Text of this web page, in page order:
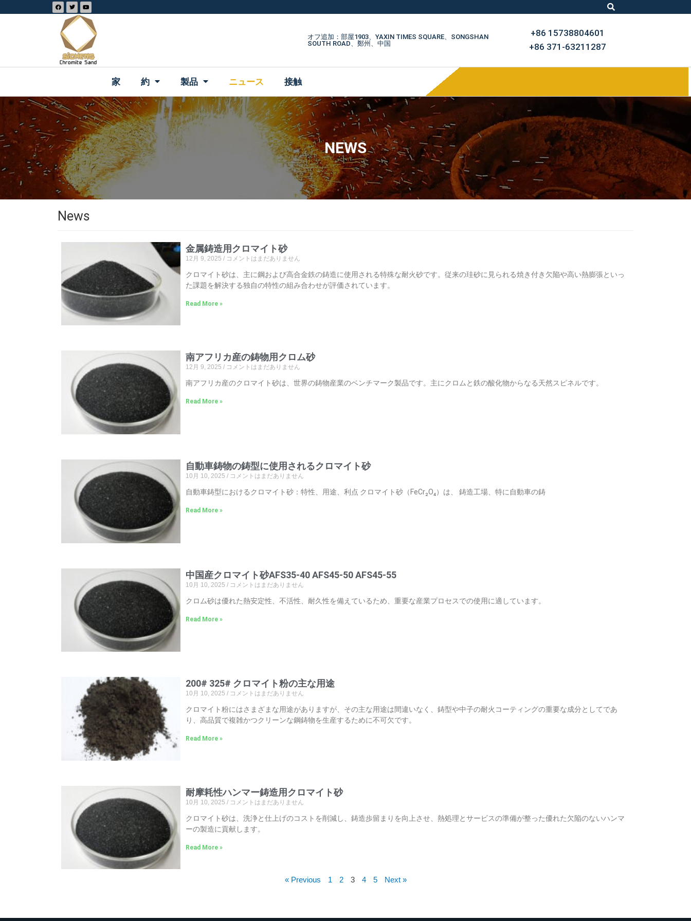
オフ追加：部屋1903、YAXIN TIMES SQUARE、SONGSHAN
SOUTH ROAD、鄭州、中国
+86 15738804601
+86 371-63211287
家 約 製品 ニュース 接触
NEWS
News
金属鋳造用クロマイト砂
12月 9, 2025 コメントはまだありません
クロマイト砂は、主に鋼および高合金鉄の鋳造に使用される特殊な耐火砂です。従来の珪砂に見られる焼き付き欠陥や高い熱膨張といっ
た課題を解決する独自の特性の組み合わせが評価されています。
Read More »
南アフリカ産の鋳物用クロム砂
12月 9, 2025 コメントはまだありません
南アフリカ産のクロマイト砂は、世界の鋳物産業のベンチマーク製品です。主にクロムと鉄の酸化物からなる天然スピネルです。
Read More »
自動車鋳物の鋳型に使用されるクロマイト砂
10月 10, 2025 コメントはまだありません
自動車鋳型におけるクロマイト砂：特性、用途、利点 クロマイト砂（FeCr₂O₄）は、 鋳造工場、特に自動車の鋳
Read More »
中国産クロマイト砂AFS35-40 AFS45-50 AFS45-55
10月 10, 2025 コメントはまだありません
クロム砂は優れた熱安定性、不活性、耐久性を備えているため、重要な産業プロセスでの使用に適しています。
Read More »
200# 325# クロマイト粉の主な用途
10月 10, 2025 コメントはまだありません
クロマイト粉にはさまざまな用途がありますが、その主な用途は間違いなく、鋳型や中子の耐火コーティングの重要な成分としてであ
り、高品質で複雑かつクリーンな鋼鋳物を生産するために不可欠です。
Read More »
耐摩耗性ハンマー鋳造用クロマイト砂
10月 10, 2025 コメントはまだありません
クロマイト砂は、洗浄と仕上げのコストを削減し、鋳造歩留まりを向上させ、熱処理とサービスの準備が整った優れた欠陥のないハンマ
ーの製造に貢献します。
Read More »
« Previous 1 2 3 4 5 Next »